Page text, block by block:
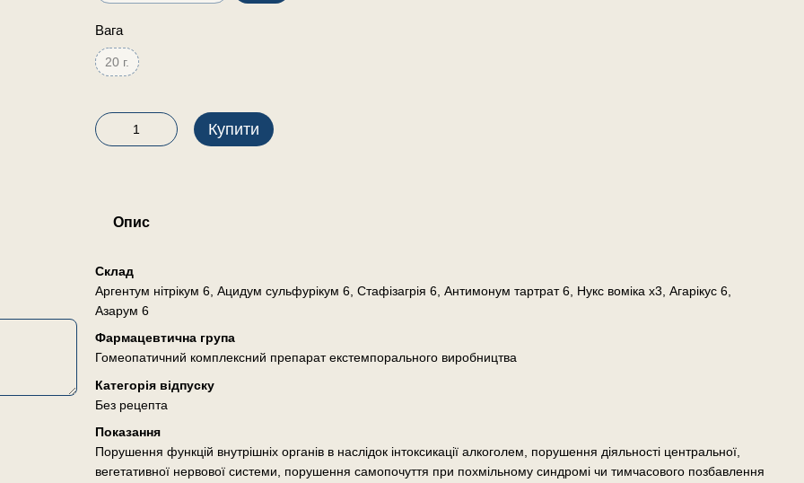
Вага
20 г.
Купити
Опис
Склад
Аргентум нітрікум 6, Ацидум сульфурікум 6, Стафізагрія 6, Антимонум тартрат 6, Нукс воміка х3, Агарікус 6,
Азарум 6
Фармацевтична група
Гомеопатичний комплексний препарат екстемпорального виробництва
Категорія відпуску
Без рецепта
Показання
Порушення функцій внутрішніх органів в наслідок інтоксикації алкоголем, порушення діяльності центральної,
вегетативної нервової системи, порушення самопочуття при похмільному синдромі чи тимчасового позбавлення